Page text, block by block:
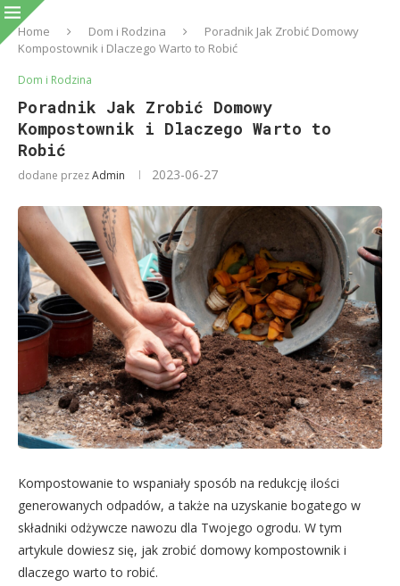
Home Dom i Rodzina
Poradnik Jak Zrobić Domowy
Kompostownik i Dlaczego Warto to Robić
Dom i Rodzina
Poradnik Jak Zrobić Domowy
Kompostownik i Dlaczego Warto to
Robić
dodane przezAdmin 2023-06-27
Kompostowanie to wspaniały sposób na redukcję ilości
generowanych odpadów, a także na uzyskanie bogatego w
składniki odżywcze nawozu dla Twojego ogrodu. W tym
artykule dowiesz się, jak zrobić domowy kompostownik i
dlaczego warto to robić.